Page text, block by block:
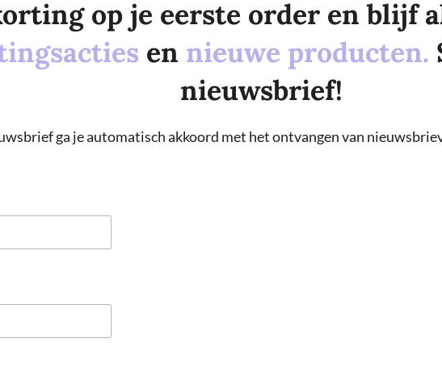
op je eerste order en blijf
en nieuwe producten.
nieuwsbrief!
ga je automatisch akkoord met het ontvangen van